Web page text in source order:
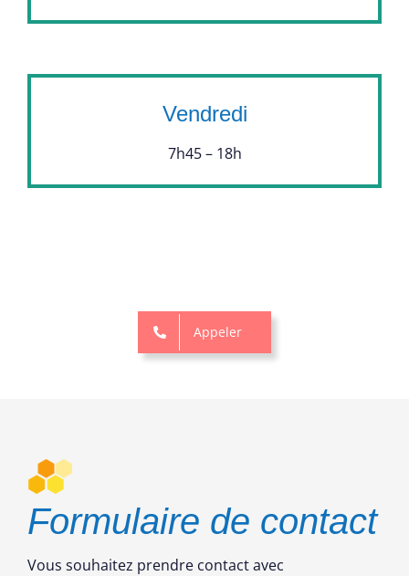
Vendredi
7h45 – 18h
Appeler
Formulaire de contact
Vous souhaitez prendre contact avec